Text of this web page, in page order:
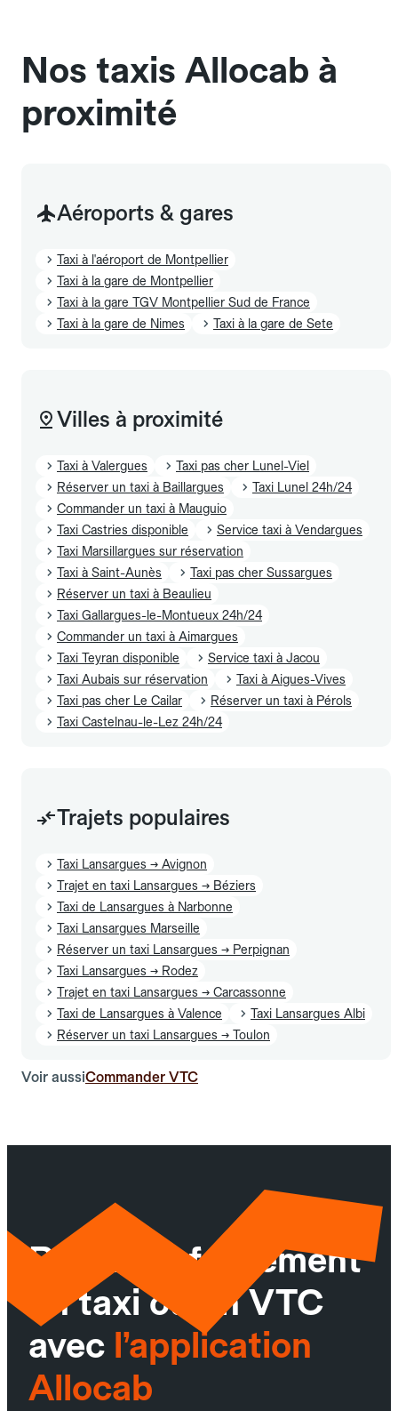
Nos taxis Allocab à
proximité
Aéroports & gares
Taxi à l'aéroport de Montpellier
Taxi à la gare de Montpellier
Taxi à la gare TGV Montpellier Sud de France
Taxi à la gare de Nimes
Taxi à la gare de Sete
Villes à proximité
Taxi à Valergues
Taxi pas cher Lunel-Viel
Réserver un taxi à Baillargues
Taxi Lunel 24h/24
Commander un taxi à Mauguio
Taxi Castries disponible
Service taxi à Vendargues
Taxi Marsillargues sur réservation
Taxi à Saint-Aunès
Taxi pas cher Sussargues
Réserver un taxi à Beaulieu
Taxi Gallargues-le-Montueux 24h/24
Commander un taxi à Aimargues
Taxi Teyran disponible
Service taxi à Jacou
Taxi Aubais sur réservation
Taxi à Aigues-Vives
Taxi pas cher Le Cailar
Réserver un taxi à Pérols
Taxi Castelnau-le-Lez 24h/24
Trajets populaires
Taxi Lansargues → Avignon
Trajet en taxi Lansargues → Béziers
Taxi de Lansargues à Narbonne
Taxi Lansargues Marseille
Réserver un taxi Lansargues → Perpignan
Taxi Lansargues → Rodez
Trajet en taxi Lansargues → Carcassonne
Taxi de Lansargues à Valence
Taxi Lansargues Albi
Réserver un taxi Lansargues → Toulon
Voir aussiCommander VTC
Réservez facilement
un taxi ou un VTC
avec l’application
Allocab